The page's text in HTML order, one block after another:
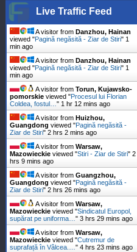
Live Traffic Feed
A visitor from Danzhou, Hainan
viewed "Pagină negăsită - Ziar de Stiri" 1
min ago
A visitor from Danzhou, Hainan
viewed "Pagină negăsită - Ziar de Stiri" 1
min ago
A visitor from Torun, Kujawsko-
pomorskieviewed "Procesul lui Florian
Coldea, fostul… " 1 hr 12 mins ago
A visitor from Huizhou,
Guangdong viewed "Pagină negăsită -
Ziar de Stiri" 2 hrs 2 mins ago
A visitor from Warsaw,
Mazowieckieviewed "Stiri - Ziar de Stiri" 2
hrs 9 mins ago
A visitor from Guangzhou,
Guangdong viewed "Pagină negăsită -
Ziar de Stiri" 2 hrs 26 mins ago
A visitor from Warsaw,
Mazowieckieviewed "Sindicatul Europol,
supărat pe uniforma… " 3 hrs 29 mins ago
A visitor from Warsaw,
Mazowieckieviewed "Cutremur de
suprafață în Vâlcea.… " 4 hrs 23 mins ago